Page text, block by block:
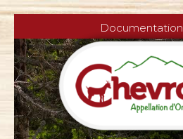
Documentation